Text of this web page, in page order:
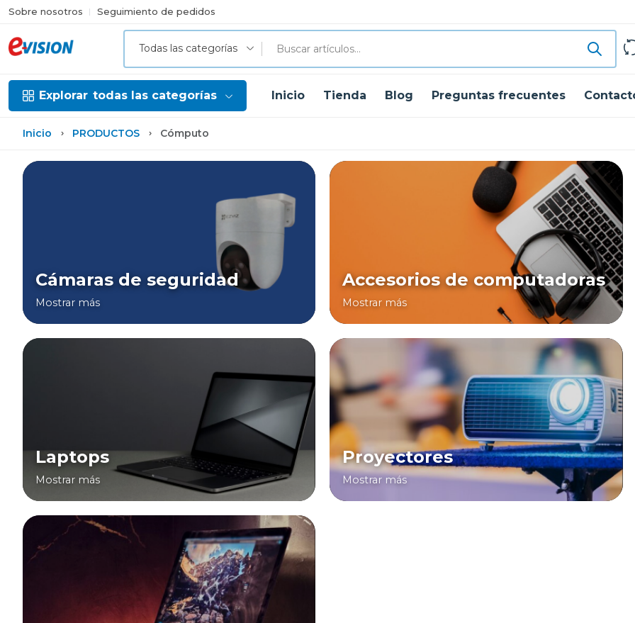
Sobre nosotros Seguimiento de pedidos
Todas las categorías
Explorar todas las categorías Inicio Tienda Blog Preguntas frecuentes
Inicio PRODUCTOS Cómputo
Cámaras de seguridad
Mostrar más
Accesorios de computadoras
Mostrar más
Laptops
Mostrar más
Proyectores
Mostrar más